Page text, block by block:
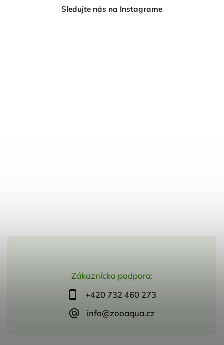
Zákaznícka podpora:
+420 732 460 273
info@zooaqua.cz
Sledujte nás na Instagrame